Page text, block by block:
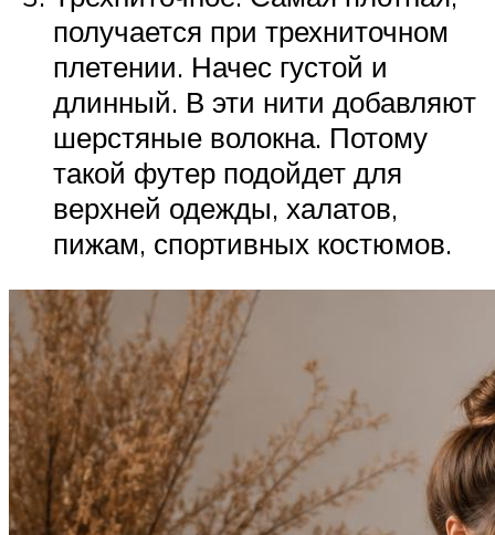
получается при трехниточном
плетении. Начес густой и
длинный. В эти нити добавляют
шерстяные волокна. Потому
такой футер подойдет для
верхней одежды, халатов,
пижам, спортивных костюмов.